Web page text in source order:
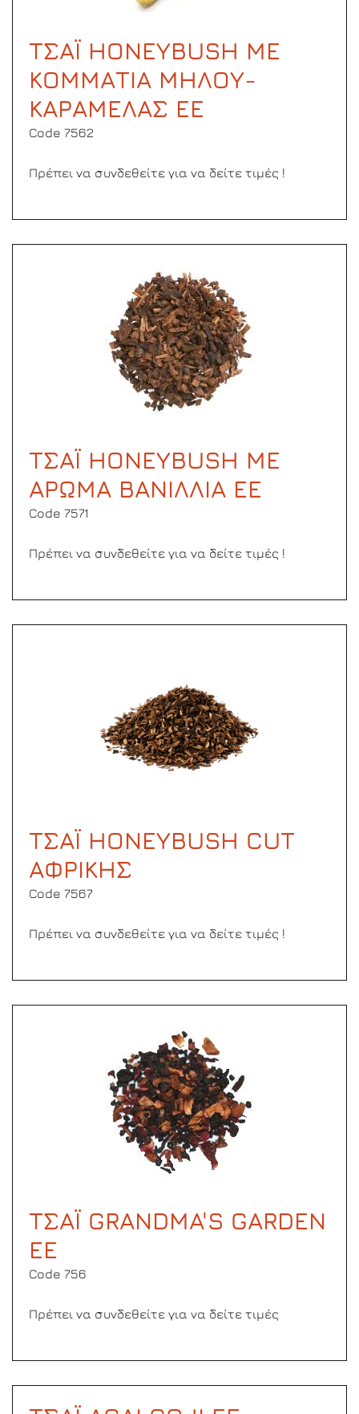
ΤΣΑΪ HONEYBUSH ΜΕ
ΚΟΜΜΑΤΙΑ ΜΗΛΟΥ-
ΚΑΡΑΜΕΛΑΣ ΕΕ
Code 7562
Πρέπει να συνδεθείτε για να δείτε τιμές !
ΤΣΑΪ HONEYBUSH ΜΕ
ΑΡΩΜΑ ΒΑΝΙΛΛΙΑ ΕΕ
Code 7571
Πρέπει να συνδεθείτε για να δείτε τιμές !
ΤΣΑΪ HONEYBUSH CUT
ΑΦΡΙΚΗΣ
Code 7567
Πρέπει να συνδεθείτε για να δείτε τιμές !
ΤΣΑΪ GRANDMA'S GARDEN
ΕΕ
Code 756
Πρέπει να συνδεθείτε για να δείτε τιμές